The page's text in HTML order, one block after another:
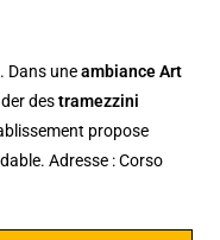
Dans uneambiance Art
destramezzini
propose
Adresse : Corso